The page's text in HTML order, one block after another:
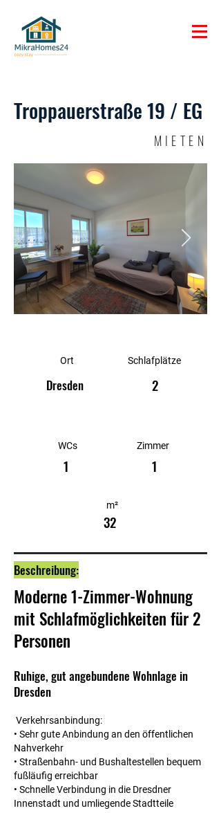
Troppauerstraße 19 / EG
MIETEN
Ort
Dresden
WCs
1
Schlafplätze
2
Zimmer
1
m²
32
Beschreibung:
Moderne 1-Zimmer-Wohnung
mit Schlafmöglichkeiten für 2
Personen
Ruhige, gut angebundene Wohnlage in
Dresden
Verkehrsanbindung:
• Sehr gute Anbindung an den öffentlichen
Nahverkehr
• Straßenbahn- und Bushaltestellen bequem
fußläufig erreichbar
• Schnelle Verbindung in die Dresdner
Innenstadt und umliegende Stadtteile